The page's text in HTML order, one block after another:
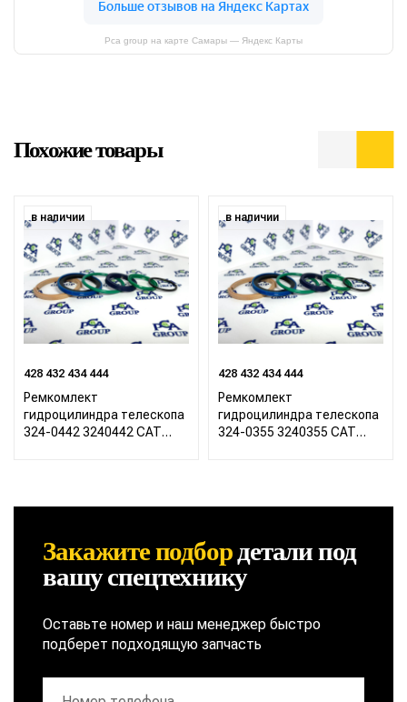
Pca group на карте Самары — Яндекс Карты
Похожие товары
в наличии
428 432 434 444
Ремкомлект
гидроцилиндра телескопа
324-0442 3240442 CAT
в наличии
428 432 434 444
Ремкомлект
гидроцилиндра телескопа
324-0355 3240355 CAT
Закажите подбордеталипод
вашу спецтехнику
Оставьте номер и наш менеджер быстро
подберет подходящую запчасть